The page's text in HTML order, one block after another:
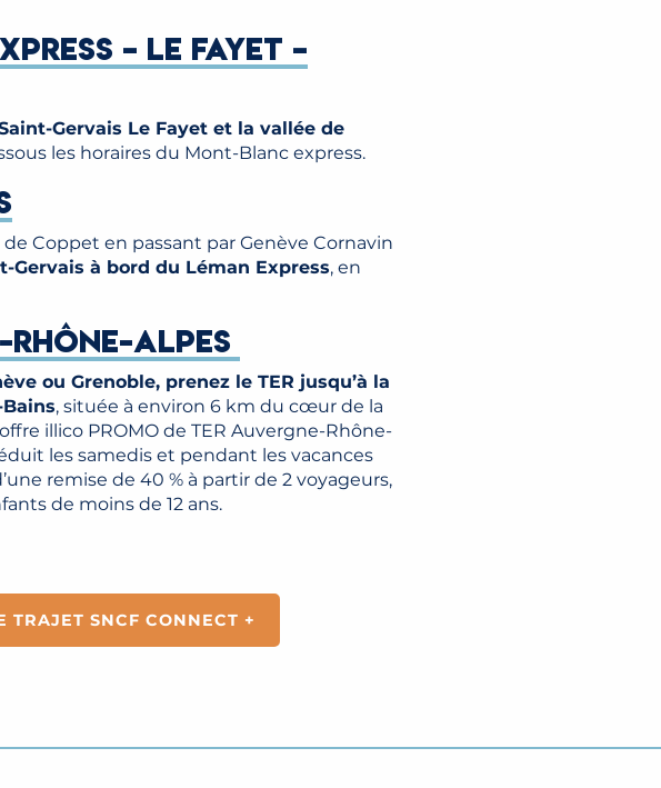
– LE FAYET –
Gervais Le Fayet et la vallée de
les horaires du Mont-Blanc express.
Coppet en passant par Genève Cornavin
Gervais à bord du Léman Express, en
RHÔNE-ALPES
ou Grenoble, prenez le TER jusqu’à la
, située à environ 6 km du cœur de la
illico PROMO de TER Auvergne-Rhône-
les samedis et pendant les vacances
remise de 40 % à partir de 2 voyageurs,
de moins de 12 ans.
TRAJET SNCF CONNECT +